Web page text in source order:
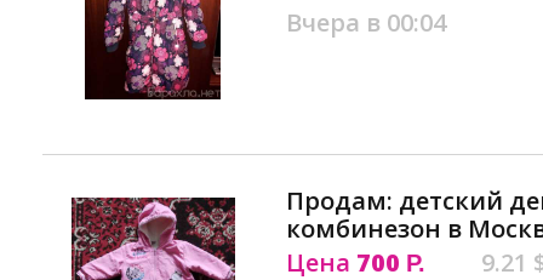
Вчера в 00:04
Продам: детский
комбинезон в
Цена 700 Р.
9.21